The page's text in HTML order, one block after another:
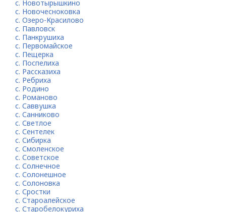
с. Новотырышкино
с. Новочесноковка
с. Озеро-Красилово
с. Павловск
с. Панкрушиха
с. Первомайское
с. Пещерка
с. Поспелиха
с. Рассказиха
с. Ребриха
с. Родино
с. Романово
с. Саввушка
с. Санниково
с. Светлое
с. Сентелек
с. Сибирка
с. Смоленское
с. Советское
с. Солнечное
с. Солонешное
с. Солоновка
с. Сростки
с. Староалейское
с. Старобелокуриха